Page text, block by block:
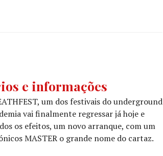
e informações
um dos festivais do underground
vai finalmente regressar já hoje e
os efeitos, um novo arranque, com um
MASTER o grande nome do cartaz.
DEATHFEST: Horários e informações